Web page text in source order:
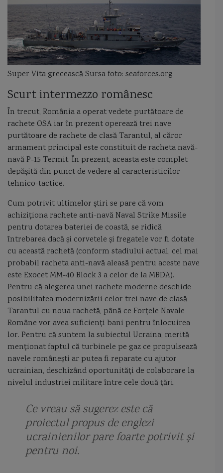
scara Beaufort scara Douglas scrisori catre vasile alexandri
scufundarea canonierei cuirasate Podgorita Serviciul Maritim Roman
sifleea sistemul de dragaj Trident sloop sloop de razboi
sloop of war slup Smardan Smeul SNMCMG 2
snorkel sonar spargator de gheata Sparviero
Spring Storm 2018 stadiul inzestrarii fortelor navale romane
Statele Unite ale Americii Status 6 Kanyon steag pirati
Stefan cel Mare stramtoarea Kerci stringheri SU 33
submarine romanesti submarinul Delfinul Super Vita Roussen
Surcouf tactica navala Taeping tanc maritim motorina
telemetru termeni marinaresti Ticonderoga
tipuri de corpuri de nava torpila torpiloare torpiloare romanesti
torpiloarele Romaniei torpilor torpilorul Epitrop TU 143 Reis
Turcia Ucraina UK marines Uniunea Europeana
USS Decatur USS Michael Mansoor USS Oak Hill
uss samuel b roberts USS San Francisco USV Ulaq
Vasily Bykov corveta vedeta vedeta de patrulare CB90
vedeta de patrulare Mark VI
Super Vita grecească Sursa foto: seaforces.org
Scurt intermezzo românesc
În trecut, România a operat vedete purtătoare de
rachete OSA iar în prezent operează trei nave
purtătoare de rachete de clasă Tarantul, al căror
armament principal este constituit de racheta navă-
navă P-15 Termit. În prezent, aceasta este complet
depășită din punct de vedere al caracteristicilor
tehnico-tactice.
Cum potrivit ultimelor știri se pare că vom
achiziționa rachete anti-navă Naval Strike Missile
pentru dotarea bateriei de coastă, se ridică
întrebarea dacă și corvetele și fregatele vor fi dotate
cu această rachetă (conform stadiului actual, cel mai
probabil racheta anti-navă aleasă pentru aceste nave
este Exocet MM-40 Block 3 a celor de la MBDA).
Pentru că alegerea unei rachete moderne deschide
posibilitatea modernizării celor trei nave de clasă
Tarantul cu noua rachetă, până ce Forțele Navale
Române vor avea suficienți bani pentru înlocuirea
lor. Pentru că suntem la subiectul Ucraina, merită
menționat faptul că turbinele pe gaz ce propulsează
navele românești ar putea fi reparate cu ajutor
ucrainian, deschizând oportunități de colaborare la
nivelul industriei militare între cele două țări.
Ce vreau să sugerez este că
proiectul propus de englezi
ucrainienilor pare foarte potrivit și
pentru noi.